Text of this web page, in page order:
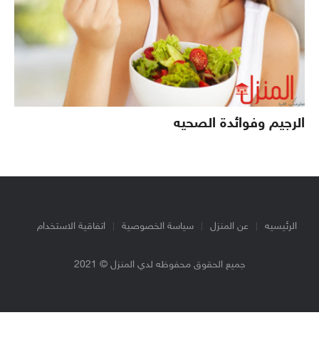
الرجيم وفوائدة الصحيه
الرئيسيه عن المنزل سياسة الخصوصية اتفاقية الاستخدام
جميع الحقوق محفوظه لدي المنزل © 2021